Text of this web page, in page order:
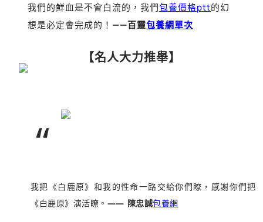
我們的鮮血是不會白流的，我們包養價格ptt的幻
想是必定會完成的！ ——百靈包養網單次
【名人大力推舉】
“
我把《白鹿原》和我的性命一路交給你們瞭，感謝你們把
《白鹿原》演活瞭。 —— 陳忠誠包養網